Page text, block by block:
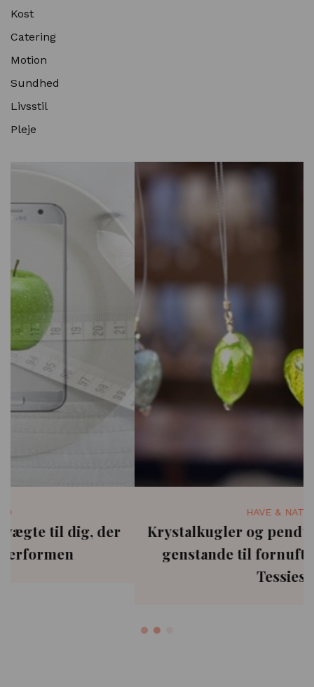
Kost
Catering
Motion
Sundhed
Livsstil
Pleje
Krystalkugler og penduler - spirituelle
genstande til fornuftige priser hos